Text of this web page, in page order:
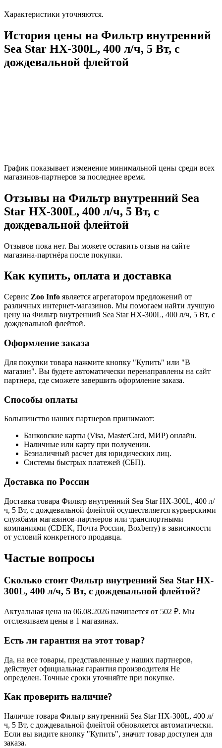
Характеристики уточняются.
История цены на Фильтр внутренний
Sea Star HX-300L, 400 л/ч, 5 Вт, с
дождевальной флейтой
График показывает изменение минимальной цены среди всех
магазинов-партнеров за последнее время.
Отзывы на Фильтр внутренний Sea
Star HX-300L, 400 л/ч, 5 Вт, с
дождевальной флейтой
Отзывов пока нет. Вы можете оставить отзыв на сайте
магазина-партнёра после покупки.
Как купить, оплата и доставка
Сервис Zoo Info является агрегатором предложений от
различных интернет-магазинов. Мы помогаем найти лучшую
цену на Фильтр внутренний Sea Star HX-300L, 400 л/ч, 5 Вт, с
дождевальной флейтой.
Оформление заказа
Для покупки товара нажмите кнопку "Купить" или "В
магазин". Вы будете автоматически перенаправлены на сайт
партнера, где сможете завершить оформление заказа.
Способы оплаты
Большинство наших партнеров принимают:
Банковские карты (Visa, MasterCard, МИР) онлайн.
Наличные или карту при получении.
Безналичный расчет для юридических лиц.
Системы быстрых платежей (СБП).
Доставка по России
Доставка товара Фильтр внутренний Sea Star HX-300L, 400 л/
ч, 5 Вт, с дождевальной флейтой осуществляется курьерскими
службами магазинов-партнеров или транспортными
компаниями (CDEK, Почта России, Boxberry) в зависимости
от условий конкретного продавца.
Частые вопросы
Сколько стоит Фильтр внутренний Sea Star HX-
300L, 400 л/ч, 5 Вт, с дождевальной флейтой?
Актуальная цена на 06.08.2026 начинается от 502 ₽. Мы
отслеживаем цены в 1 магазинах.
Есть ли гарантия на этот товар?
Да, на все товары, представленные у наших партнеров,
действует официальная гарантия производителя Не
определен. Точные сроки уточняйте при покупке.
Как проверить наличие?
Наличие товара Фильтр внутренний Sea Star HX-300L, 400 л/
ч, 5 Вт, с дождевальной флейтой обновляется автоматически.
Если вы видите кнопку "Купить", значит товар доступен для
заказа.